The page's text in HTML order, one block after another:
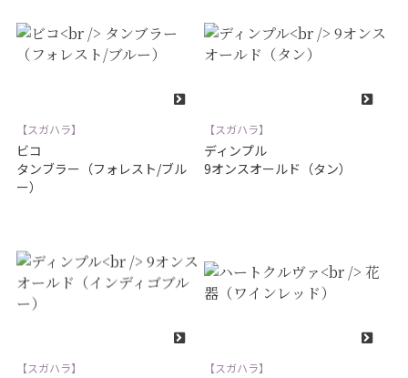
【スガハラ】
ビコ
タンブラー（フォレスト/ブル
ー）
【スガハラ】
ディンプル
9オンスオールド（タン）
【スガハラ】 【スガハラ】